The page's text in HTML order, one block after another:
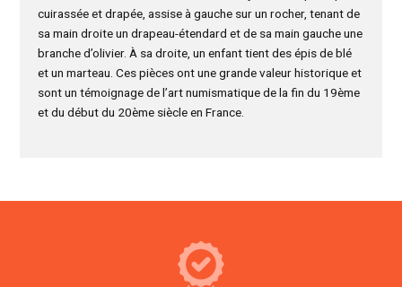
cuirassée et drapée, assise à gauche sur un rocher, tenant de
sa main droite un drapeau-étendard et de sa main gauche une
branche d’olivier. À sa droite, un enfant tient des épis de blé
et un marteau. Ces pièces ont une grande valeur historique et
sont un témoignage de l’art numismatique de la fin du 19ème
et du début du 20ème siècle en France.